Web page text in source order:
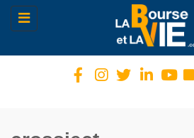
Toggle
navigation